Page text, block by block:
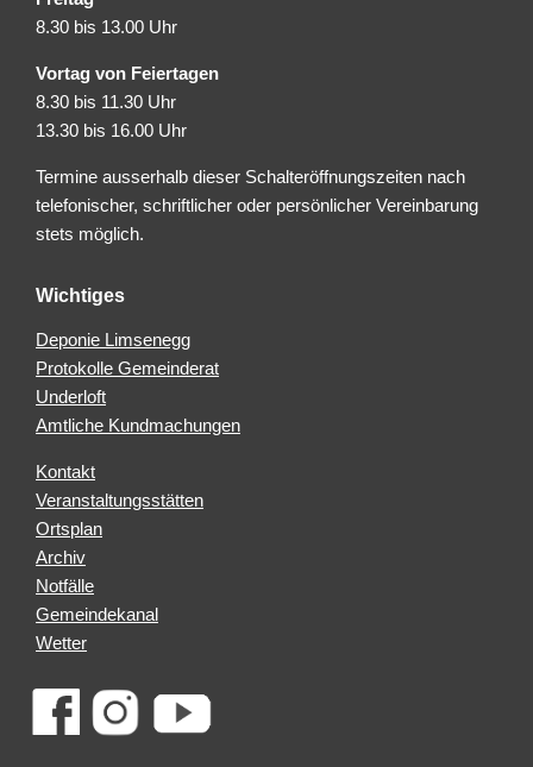
8.30 bis 13.00 Uhr
Vortag von Feiertagen
8.30 bis 11.30 Uhr
13.30 bis 16.00 Uhr
Termine ausserhalb dieser Schalteröffnungszeiten nach
telefonischer, schriftlicher oder persönlicher Vereinbarung
stets möglich.
Wichtiges
Deponie Limsenegg
Protokolle Gemeinderat
Underloft
Amtliche Kundmachungen
Kontakt
Veranstaltungsstätten
Ortsplan
Archiv
Notfälle
Gemeindekanal
Wetter